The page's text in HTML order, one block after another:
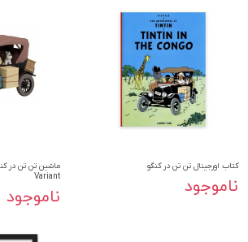
کتاب اورجینال تن تن در کنگو
ناموجود
Variant
ناموجود